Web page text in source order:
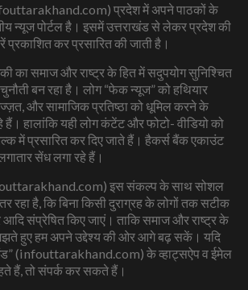
प्रदेश में अपने पाठकों के
न्यूज पोर्टल है। इसमें उत्तराखंड से लेकर प्रदेश की
प्रकाशित कर प्रसारित की जाती है।
का समाज और राष्ट्र के हित में सदुपयोग सुनिश्चित
बन रहा है। लोग “फेक न्यूज” को हथियार
और सामाजिक प्रतिष्ठा को धूमिल करने के
हैं। हालांकि यही लोग कंटेंट और फोटो- वीडियो को
में प्रसारित कर दिए जाते हैं। हैकर्स बैंक एकाउंट
सेंध लगा रहे हैं।
इस संकल्प के साथ सोशल
रहा है, कि बिना किसी दुराग्रह के लोगों तक सटीक
आदि संप्रेषित किए जाएं। ताकि समाज और राष्ट्र के
हुए हम अपने उद्देश्य की ओर आगे बढ़ सकें। यदि
(infouttarakhand.com) के व्हाट्सऐप व ईमेल
हैं, तो संपर्क कर सकते हैं।